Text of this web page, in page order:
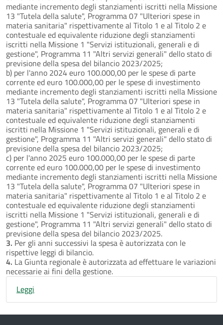
mediante incremento degli stanziamenti iscritti nella Missione
13 "Tutela della salute", Programma 07 "Ulteriori spese in
materia sanitaria" rispettivamente al Titolo 1 e al Titolo 2 e
contestuale ed equivalente riduzione degli stanziamenti
iscritti nella Missione 1 "Servizi istituzionali, generali e di
gestione", Programma 11 "Altri servizi generali" dello stato di
previsione della spesa del bilancio 2023/2025;
b) per l'anno 2024 euro 100.000,00 per le spese di parte
corrente ed euro 100.000,00 per le spese di investimento
mediante incremento degli stanziamenti iscritti nella Missione
13 "Tutela della salute", Programma 07 "Ulteriori spese in
materia sanitaria" rispettivamente al Titolo 1 e al Titolo 2 e
contestuale ed equivalente riduzione degli stanziamenti
iscritti nella Missione 1 "Servizi istituzionali, generali e di
gestione", Programma 11 "Altri servizi generali" dello stato di
previsione della spesa del bilancio 2023/2025;
c) per l'anno 2025 euro 100.000,00 per le spese di parte
corrente ed euro 100.000,00 per le spese di investimento
mediante incremento degli stanziamenti iscritti nella Missione
13 "Tutela della salute", Programma 07 "Ulteriori spese in
materia sanitaria" rispettivamente al Titolo 1 e al Titolo 2 e
contestuale ed equivalente riduzione degli stanziamenti
iscritti nella Missione 1 "Servizi istituzionali, generali e di
gestione", Programma 11 "Altri servizi generali" dello stato di
previsione della spesa del bilancio 2023/2025.
3. Per gli anni successivi la spesa è autorizzata con le
rispettive leggi di bilancio.
4. La Giunta regionale è autorizzata ad effettuare le variazioni
necessarie ai fini della gestione.
Leggi